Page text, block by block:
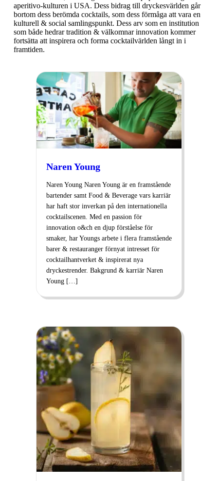
aperitivo-kulturen i USA. Dess bidrag till dryckesvärlden går
bortom dess berömda cocktails, som dess förmåga att vara en
kulturell & social samlingspunkt. Dess arv som en institution
som både hedrar tradition & välkomnar innovation kommer
fortsätta att inspirera och forma cocktailvärlden långt in i
framtiden.
Naren Young
Naren Young Naren Young är en framstående
bartender samt Food & Beverage vars karriär
har haft stor inverkan på den internationella
cocktailscenen. Med en passion för
innovation o&ch en djup förståelse för
smaker, har Youngs arbete i flera framstående
barer & restauranger förnyat intresset för
cocktailhantverket & inspirerat nya
dryckestrender. Bakgrund & karriär Naren
Young […]